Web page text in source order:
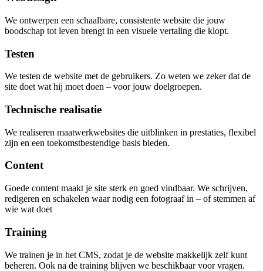
We ontwerpen een schaalbare, consistente website die jouw
boodschap tot leven brengt in een visuele vertaling die klopt.
Testen
We testen de website met de gebruikers. Zo weten we zeker dat de
site doet wat hij moet doen – voor jouw doelgroepen.
Technische realisatie
We realiseren maatwerkwebsites die uitblinken in prestaties, flexibel
zijn en een toekomstbestendige basis bieden.
Content
Goede content maakt je site sterk en goed vindbaar. We schrijven,
redigeren en schakelen waar nodig een fotograaf in – of stemmen af
wie wat doet
Training
We trainen je in het CMS, zodat je de website makkelijk zelf kunt
beheren. Ook na de training blijven we beschikbaar voor vragen.